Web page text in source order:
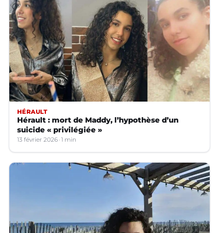
HÉRAULT
Hérault : mort de Maddy, l’hypothèse d’un
suicide « privilégiée »
13 février 2026 1 min